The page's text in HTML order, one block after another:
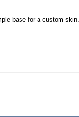
base for a custom skin.